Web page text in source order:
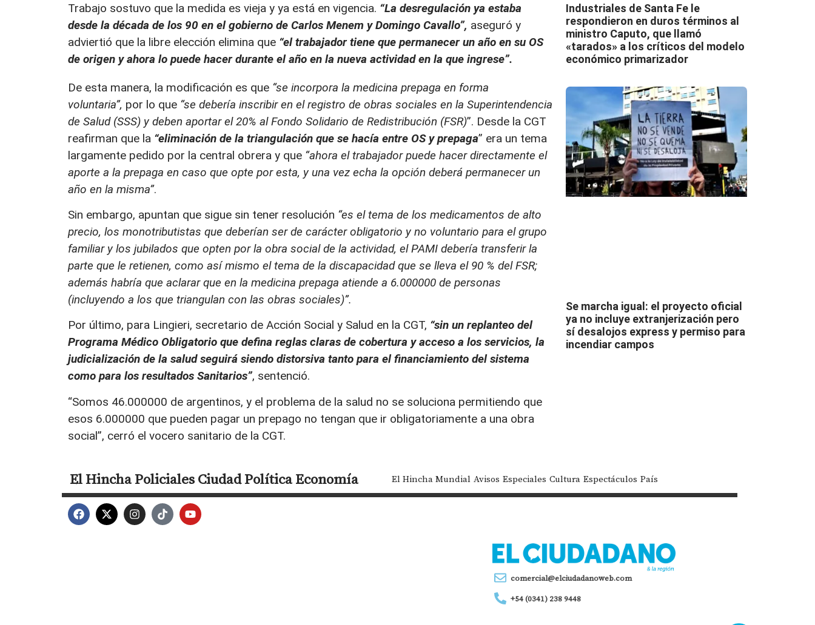
Trabajo sostuvo que la medida es vieja y ya está en vigencia. “La desregulación ya estaba
desde la década de los 90 en el gobierno de Carlos Menem y Domingo Cavallo”, aseguró y
adviertió que la libre elección elimina que “el trabajador tiene que permanecer un año en su OS
de origen y ahora lo puede hacer durante el año en la nueva actividad en la que ingrese”.
De esta manera, la modificación es que “se incorpora la medicina prepaga en forma
voluntaria”, por lo que “se debería inscribir en el registro de obras sociales en la Superintendencia
de Salud (SSS) y deben aportar el 20% al Fondo Solidario de Redistribución (FSR)”. Desde la CGT
reafirman que la “eliminación de la triangulación que se hacía entre OS y prepaga” era un tema
largamente pedido por la central obrera y que “ahora el trabajador puede hacer directamente el
aporte a la prepaga en caso que opte por esta, y una vez echa la opción deberá permanecer un
año en la misma”.
Sin embargo, apuntan que sigue sin tener resolución “es el tema de los medicamentos de alto
precio, los monotributistas que deberían ser de carácter obligatorio y no voluntario para el grupo
familiar y los jubilados que opten por la obra social de la actividad, el PAMI debería transferir la
parte que le retienen, como así mismo el tema de la discapacidad que se lleva el 90 % del FSR;
además habría que aclarar que en la medicina prepaga atiende a 6.000000 de personas
(incluyendo a los que triangulan con las obras sociales)”.
Por último, para Lingieri, secretario de Acción Social y Salud en la CGT, “sin un replanteo del
Programa Médico Obligatorio que defina reglas claras de cobertura y acceso a los servicios, la
judicialización de la salud seguirá siendo distorsiva tanto para el financiamiento del sistema
como para los resultados Sanitarios”, sentenció.
“Somos 46.000000 de argentinos, y el problema de la salud no se soluciona permitiendo que
esos 6.000000 que pueden pagar un prepago no tengan que ir obligatoriamente a una obra
social”, cerró el vocero sanitario de la CGT.
Industriales de Santa Fe le
respondieron en duros términos al
ministro Caputo, que llamó
«tarados» a los críticos del modelo
económico primarizador
Se marcha igual: el proyecto oficial
ya no incluye extranjerización pero
sí desalojos express y permiso para
incendiar campos
El HinchaPolicialesCiudadPolíticaEconomía El Hincha Mundial Avisos Especiales Cultura Espectáculos País
comercial@elciudadanoweb.com
+54 (0341) 238 9448